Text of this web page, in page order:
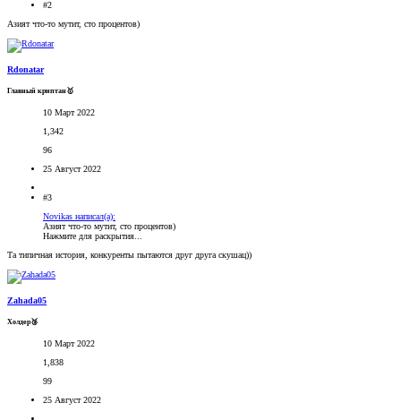
#2
Азият что-то мутит, сто процентов)
Rdonatar
Главный криптан🥇
10 Март 2022
1,342
96
25 Август 2022
#3
Novikas написал(а):
Азият что-то мутит, сто процентов)
Нажмите для раскрытия...
Та типичная история, конкуренты пытаются друг друга скушац))
Zahada05
Холдер🥉
10 Март 2022
1,838
99
25 Август 2022